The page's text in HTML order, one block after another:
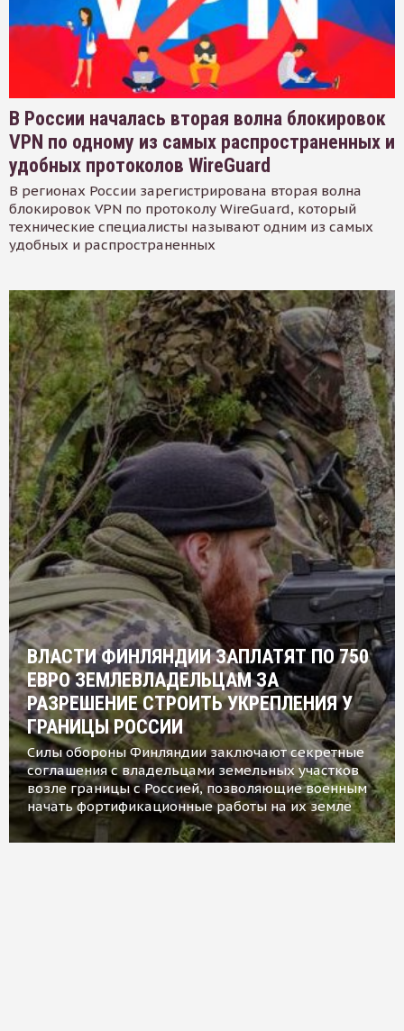
В России началась вторая волна блокировок
VPN по одному из самых распространенных и
удобных протоколов WireGuard
В регионах России зарегистрирована вторая волна
блокировок VPN по протоколу WireGuard, который
технические специалисты называют одним из самых
удобных и распространенных
ВЛАСТИ ФИНЛЯНДИИ ЗАПЛАТЯТ ПО 750
ЕВРО ЗЕМЛЕВЛАДЕЛЬЦАМ ЗА
РАЗРЕШЕНИЕ СТРОИТЬ УКРЕПЛЕНИЯ У
ГРАНИЦЫ РОССИИ
Силы обороны Финляндии заключают секретные
соглашения с владельцами земельных участков
возле границы с Россией, позволяющие военным
начать фортификационные работы на их земле